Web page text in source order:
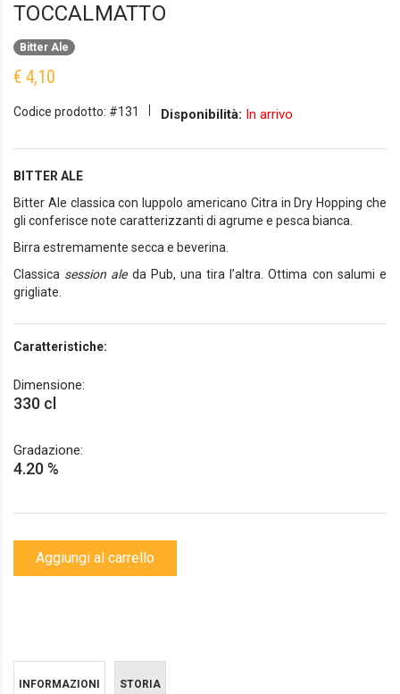
TOCCALMATTO
Bitter Ale
€ 4,10
Codice prodotto: #131 Disponibilità: In arrivo
BITTER ALE
Bitter Ale classica con luppolo americano Citra in Dry Hopping che
gli conferisce note caratterizzanti di agrume e pesca bianca.
Birra estremamente secca e beverina.
Classica session aleda Pub, una tira l’altra. Ottima con salumi e
grigliate.
Caratteristiche:
Dimensione:
330 cl
Gradazione:
4.20 %
Aggiungi al carrello
INFORMAZIONI STORIA